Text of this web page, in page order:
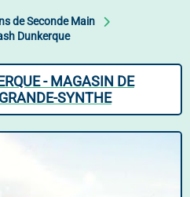
de Seconde Main
Dunkerque
- MAGASIN DE
SYNTHE